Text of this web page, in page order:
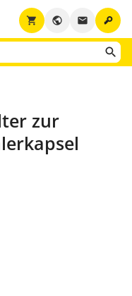
key
email
public
shopping_cart
zur